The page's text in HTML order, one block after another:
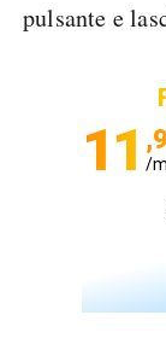
pulsante e
11 /